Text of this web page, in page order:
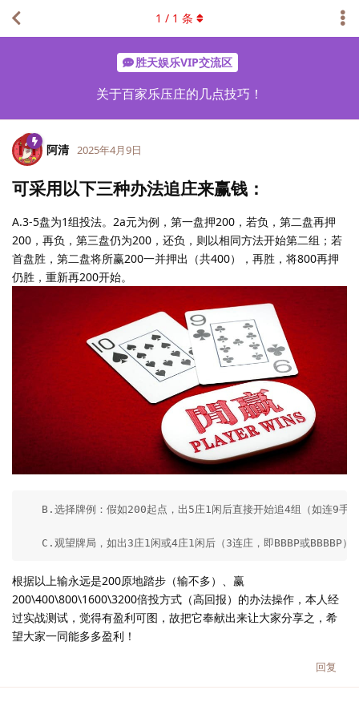
胜天娱乐VIP交流区
关于百家乐压庄的几点技巧！
1 / 1 条
阿清 2025年4月9日
可采用以下三种办法追庄来赢钱：
A.3-5盘为1组投法。2a元为例，第一盘押200，若负，第二盘再押
200，再负，第三盘仍为200，还负，则以相同方法开始第二组；若
首盘胜，第二盘将所赢200一并押出（共400），再胜，将800再押
仍胜，重新再200开始。
B.选择牌例：假如200起点，出5庄1闲后直接开始追4组（如连9手
C.观望牌局，如出3庄1闲或4庄1闲后（3连庄，即BBBP或BBBBP）
根据以上输永远是200原地踏步（输不多）、赢
200\400\800\1600\3200倍投方式（高回报）的办法操作，本人经
过实战测试，觉得有盈利可图，故把它奉献出来让大家分享之，希
望大家一同能多多盈利！
回复